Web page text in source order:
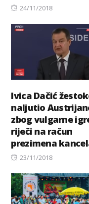
Posted
24/11/2018
Ivica Dačić
naljutio
zbog vulgarne
riječi na račun
prezimena
Posted
23/11/2018